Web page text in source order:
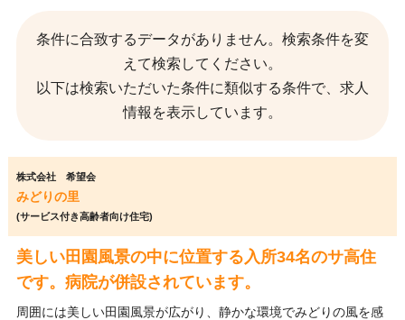
条件に合致するデータがありません。検索条件を変
えて検索してください。
以下は検索いただいた条件に類似する条件で、求人
情報を表示しています。
株式会社 希望会
みどりの里
(サービス付き高齢者向け住宅)
美しい田園風景の中に位置する入所34名のサ高住
です。病院が併設されています。
周囲には美しい田園風景が広がり、静かな環境でみどりの風を感